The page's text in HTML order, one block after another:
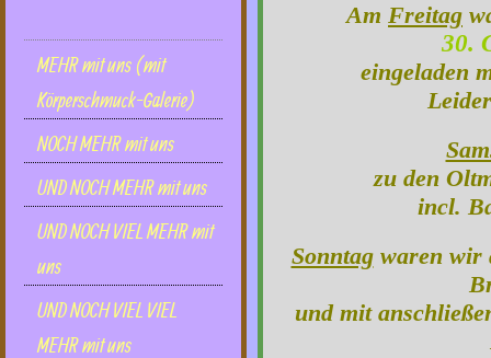
MEHR mit uns (mit
Körperschmuck-Galerie)
NOCH MEHR mit uns
UND NOCH MEHR mit uns
UND NOCH VIEL MEHR mit
uns
UND NOCH VIEL VIEL
MEHR mit uns
Am Freitag
30.
eingeladen
zu den
incl.
Sonntagwaren wir
und mit